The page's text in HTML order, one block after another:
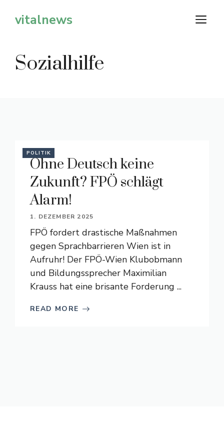
Inhaltvitalnews
Sozialhilfe
POLITIK
Ohne Deutsch keine
Zukunft? FPÖ schlägt
Alarm!
1. DEZEMBER 2025
FPÖ fordert drastische Maßnahmen
gegen Sprachbarrieren Wien ist in
Aufruhr! Der FPÖ-Wien Klubobmann
und Bildungssprecher Maximilian
Krauss hat eine brisante Forderung ...
READ MORE